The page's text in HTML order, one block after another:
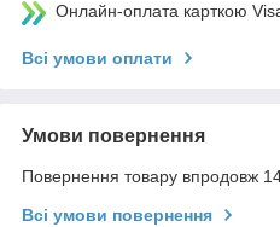
Онлайн-оплата карткою
Всі умови оплати
Умови повернення
Повернення товару впродовж
Всі умови повернення